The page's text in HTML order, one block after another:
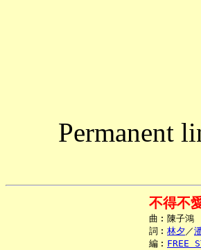
Permanent
不得不
     曲︰陳子鴻
     詞︰
林夕／
     編︰
FREE